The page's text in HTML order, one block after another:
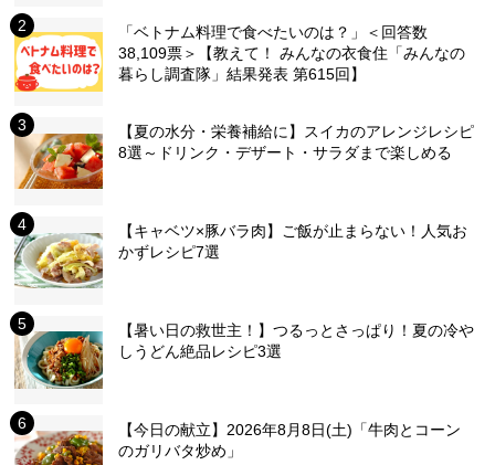
「ベトナム料理で食べたいのは？」＜回答数
38,109票＞【教えて！ みんなの衣食住「みんなの
暮らし調査隊」結果発表 第615回】
【夏の水分・栄養補給に】スイカのアレンジレシピ
8選～ドリンク・デザート・サラダまで楽しめる
【キャベツ×豚バラ肉】ご飯が止まらない！人気お
かずレシピ7選
【暑い日の救世主！】つるっとさっぱり！夏の冷や
しうどん絶品レシピ3選
【今日の献立】2026年8月8日(土)「牛肉とコーン
のガリバタ炒め」